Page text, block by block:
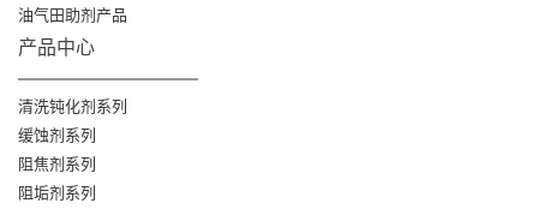
油气田助剂产品
产品中心
清洗钝化剂系列
缓蚀剂系列
阻焦剂系列
阻垢剂系列